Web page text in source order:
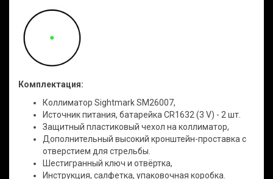
Комплектация:
Коллиматор Sightmark SM26007,
Источник питания, батарейка CR1632 (3 V) - 2 шт.
Защитный пластиковый чехол на коллиматор,
Дополнительный высокий кронштейн-проставка с
отверстием для стрельбы.
Шестигранный ключ и отвёртка,
Инструкция, салфетка, упаковочная коробка.